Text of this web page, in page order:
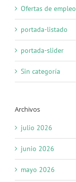
Ofertas de empleo
portada-listado
portada-slider
Sin categoría
Archivos
julio 2026
junio 2026
mayo 2026